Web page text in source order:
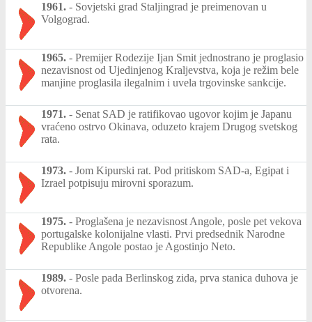
1961. - Sovjetski grad Staljingrad je preimenovan u
Volgograd.
1965. - Premijer Rodezije Ijan Smit jednostrano je proglasio
nezavisnost od Ujedinjenog Kraljevstva, koja je režim bele
manjine proglasila ilegalnim i uvela trgovinske sankcije.
1971. - Senat SAD je ratifikovao ugovor kojim je Japanu
vraćeno ostrvo Okinava, oduzeto krajem Drugog svetskog
rata.
1973. - Jom Kipurski rat. Pod pritiskom SAD-a, Egipat i
Izrael potpisuju mirovni sporazum.
1975. - Proglašena je nezavisnost Angole, posle pet vekova
portugalske kolonijalne vlasti. Prvi predsednik Narodne
Republike Angole postao je Agostinjo Neto.
1989. - Posle pada Berlinskog zida, prva stanica duhova je
otvorena.